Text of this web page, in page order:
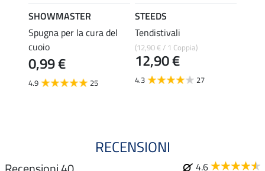
SHOWMASTER
Spugna per la cura del
cuoio
0,99 €
4.9 25
STEEDS
Tendistivali
(12,90 € / 1 Coppia)
12,90 €
4.3 27
RECENSIONI
4.6